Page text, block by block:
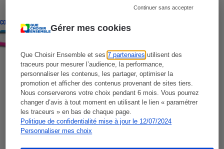
Gérer mes cookies
Que Choisir Ensemble et ses7 partenaires utilisent des
traceurs pour mesurer l’audience, la performance,
personnaliser les contenus, les partager, optimiser la
promotion et afficher des contenus provenant de sites tiers.
Nous conserverons votre choix pendant 6 mois. Vous pourrez
changer d’avis à tout moment en utilisant le lien « paramétrer
les traceurs » en bas de chaque page.
Politique de confidentialité mise à jour le 12/07/2024
Personnaliser mes choix
Continuer sans accepter
CONSEILS